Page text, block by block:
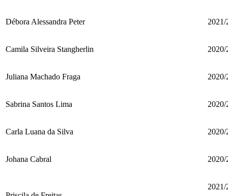
Débora Alessandra Peter 2021/
Camila Silveira Stangherlin 2020/
Juliana Machado Fraga 2020/
Sabrina Santos Lima 2020/
Carla Luana da Silva 2020/
Johana Cabral 2020/
2021/